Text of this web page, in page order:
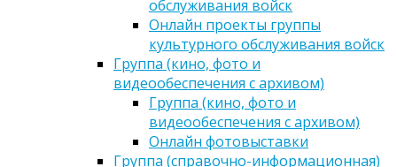
обслуживания войск
Онлайн проекты группы
культурного обслуживания войск
Группа (кино, фото и
видеообеспечения с архивом)
Группа (кино, фото и
видеообеспечения с архивом)
Онлайн фотовыставки
Группа (справочно-информационная)